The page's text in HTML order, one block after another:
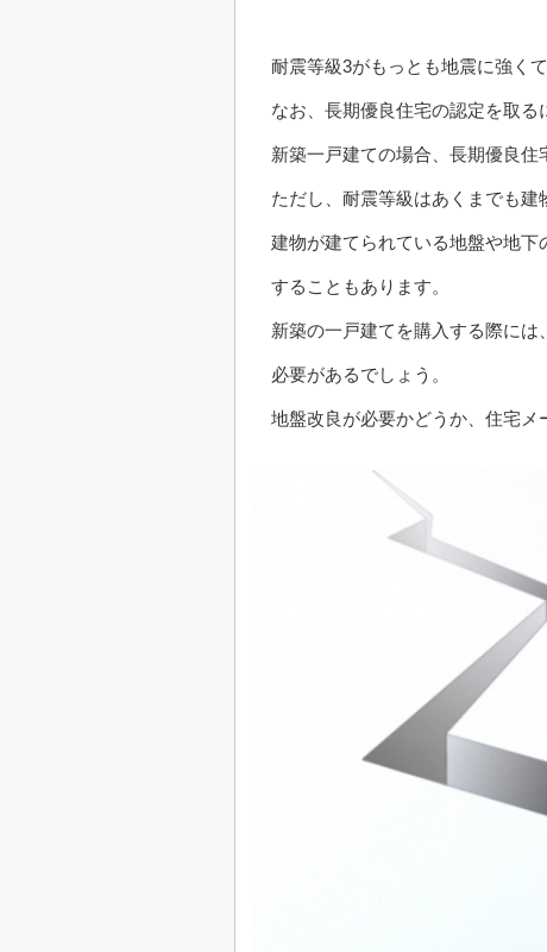
耐震等級3がもっとも地震に強く
なお、長期優良住宅の認定を取る
新築一戸建ての場合、長期優良住
ただし、耐震等級はあくまでも建
建物が建てられている地盤や地
することもあります。
新築の一戸建てを購入する際には
必要があるでしょう。
地盤改良が必要かどうか、住宅メ